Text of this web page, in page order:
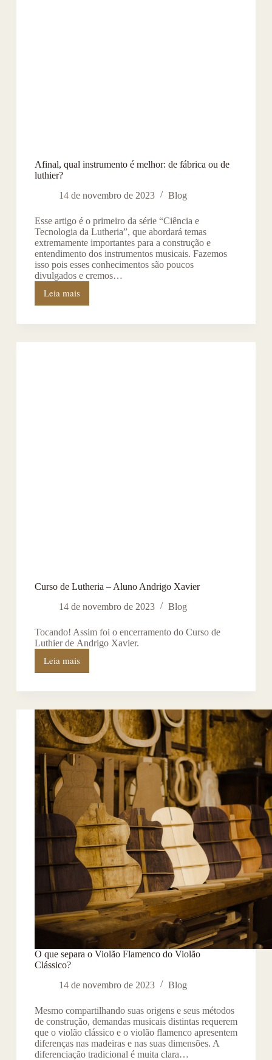
Afinal, qual instrumento é melhor: de fábrica ou de
luthier?
14 de novembro de 2023
Blog
Esse artigo é o primeiro da série “Ciência e
Tecnologia da Lutheria”, que abordará temas
extremamente importantes para a construção e
entendimento dos instrumentos musicais. Fazemos
isso pois esses conhecimentos são poucos
divulgados e cremos…
Leia mais
Curso de Lutheria – Aluno Andrigo Xavier
14 de novembro de 2023
Blog
Tocando! Assim foi o encerramento do Curso de
Luthier de Andrigo Xavier.
Leia mais
O que separa o Violão Flamenco do Violão
Clássico?
14 de novembro de 2023
Blog
Mesmo compartilhando suas origens e seus métodos
de construção, demandas musicais distintas requerem
que o violão clássico e o violão flamenco apresentem
diferenças nas madeiras e nas suas dimensões. A
diferenciação tradicional é muita clara…